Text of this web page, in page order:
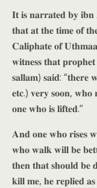
𝐈𝐭 𝐢𝐬 𝐧𝐚𝐫𝐫𝐚𝐭𝐞𝐝 𝐛𝐲
𝐭𝐡𝐚𝐭 𝐚𝐭 𝐭𝐡𝐞 𝐭𝐢𝐦𝐞 𝐨𝐟
𝐂𝐚𝐥𝐢𝐩𝐡𝐚𝐭𝐞 𝐨𝐟
𝐰𝐢𝐭𝐧𝐞𝐬𝐬 𝐭𝐡𝐚𝐭
𝐬𝐚𝐥𝐥𝐚𝐦) 𝐬𝐚𝐢𝐝: “𝐭𝐡𝐞𝐫𝐞
𝐞𝐭𝐜.) 𝐯𝐞𝐫𝐲 𝐬𝐨𝐨𝐧, 𝐰𝐡𝐨
𝐨𝐧𝐞 𝐰𝐡𝐨 𝐢𝐬 𝐥𝐢𝐟𝐭𝐞𝐝.”
𝐀𝐧𝐝 𝐨𝐧𝐞 𝐰𝐡𝐨 𝐫𝐢𝐬𝐞𝐬
𝐰𝐡𝐨 𝐰𝐚𝐥𝐤 𝐰𝐢𝐥𝐥 𝐛𝐞
𝐭𝐡𝐞𝐧 𝐭𝐡𝐚𝐭 𝐬𝐡𝐨𝐮𝐥𝐝
𝐤𝐢𝐥𝐥 𝐦𝐞, 𝐡𝐞 𝐫𝐞𝐩𝐥𝐢𝐞𝐝